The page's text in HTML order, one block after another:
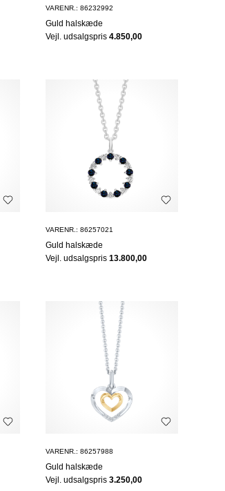
VARENR.: 86232992
Guld halskæde
Vejl. udsalgspris 4.850,00
VARENR.: 86257021
Guld halskæde
Vejl. udsalgspris 13.800,00
VARENR.: 86257988
Guld halskæde
Vejl. udsalgspris 3.250,00